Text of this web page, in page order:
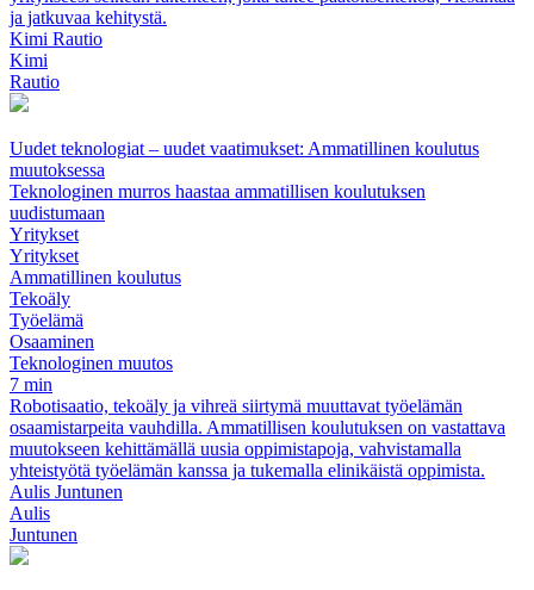
ja jatkuvaa kehitystä.
Kimi Rautio
Kimi
Rautio
Uudet teknologiat – uudet vaatimukset: Ammatillinen koulutus
muutoksessa
Teknologinen murros haastaa ammatillisen koulutuksen
uudistumaan
Yritykset
Yritykset
Ammatillinen koulutus
Tekoäly
Työelämä
Osaaminen
Teknologinen muutos
7 min
Robotisaatio, tekoäly ja vihreä siirtymä muuttavat työelämän
osaamistarpeita vauhdilla. Ammatillisen koulutuksen on vastattava
muutokseen kehittämällä uusia oppimistapoja, vahvistamalla
yhteistyötä työelämän kanssa ja tukemalla elinikäistä oppimista.
Aulis Juntunen
Aulis
Juntunen